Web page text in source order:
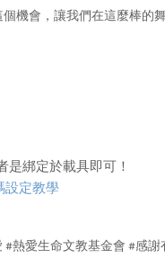
機會，讓我們在這麼棒的
是綁定於載具即可！
設定教學
熱愛生命文教基金會 #感謝